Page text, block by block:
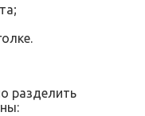
разделить